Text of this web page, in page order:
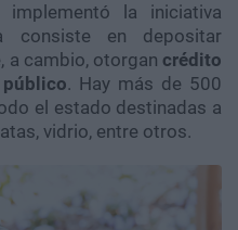
la iniciativa
consiste en depositar
a cambio, otorgan crédito
. Hay más de 500
el estado destinadas a
vidrio, entre otros.